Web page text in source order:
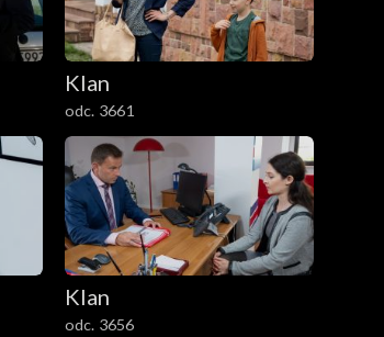
Klan
odc. 3661
Klan
odc. 3656